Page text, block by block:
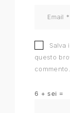
Salva
questo
commento.
6 + sei =